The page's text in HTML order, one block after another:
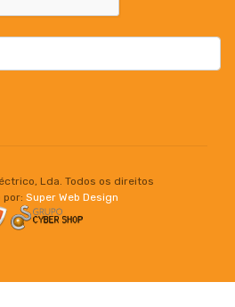
Lda. Todos os direitos
por: Super Web Design